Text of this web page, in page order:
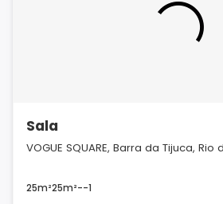
Sala
VOGUE SQUARE, Barra da Tijuca, Rio
25m²25m²--1